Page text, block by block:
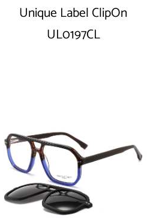
Unique Label ClipOn
UL0197CL